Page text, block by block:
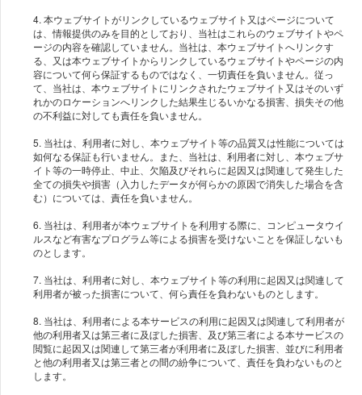
4. 本ウェブサイトがリンクしているウェブサイト又はページについて
は、情報提供のみを目的としており、当社はこれらのウェブサイトやペ
ージの内容を確認していません。当社は、本ウェブサイトへリンクす
る、又は本ウェブサイトからリンクしているウェブサイトやページの内
容について何ら保証するものではなく、一切責任を負いません。従っ
て、当社は、本ウェブサイトにリンクされたウェブサイト又はそのいず
れかのロケーションへリンクした結果生じるいかなる損害、損失その他
の不利益に対しても責任を負いません。
5. 当社は、利用者に対し、本ウェブサイト等の品質又は性能については
如何なる保証も行いません。また、当社は、利用者に対し、本ウェブサ
イト等の一時停止、中止、欠陥及びそれらに起因又は関連して発生した
全ての損失や損害（入力したデータが何らかの原因で消失した場合を含
む）については、責任を負いません。
6. 当社は、利用者が本ウェブサイトを利用する際に、コンピュータウイ
ルスなど有害なプログラム等による損害を受けないことを保証しないも
のとします。
7. 当社は、利用者に対し、本ウェブサイト等の利用に起因又は関連して
利用者が被った損害について、何ら責任を負わないものとします。
8. 当社は、利用者による本サービスの利用に起因又は関連して利用者が
他の利用者又は第三者に及ぼした損害、及び第三者による本サービスの
閲覧に起因又は関連して第三者が利用者に及ぼした損害、並びに利用者
と他の利用者又は第三者との間の紛争について、責任を負わないものと
します。